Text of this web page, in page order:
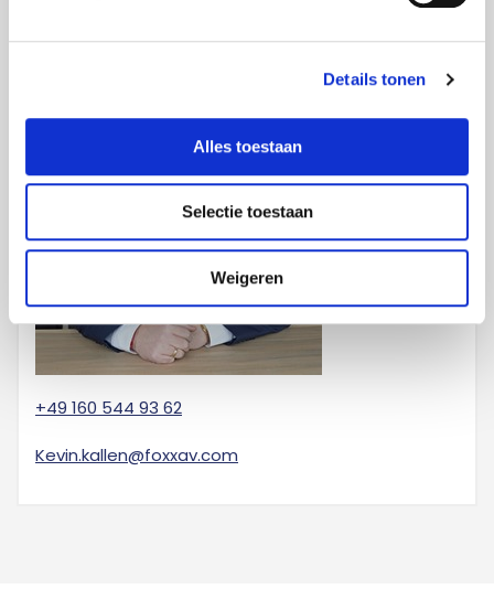
Details tonen
Alles toestaan
Selectie toestaan
Weigeren
+49 160 544 93 62
Kevin.kallen@foxxav.com